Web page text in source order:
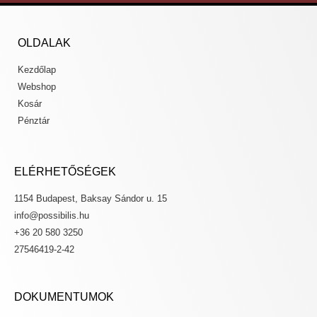
OLDALAK
Kezdőlap
Webshop
Kosár
Pénztár
ELÉRHETŐSÉGEK
1154 Budapest, Baksay Sándor u. 15
info@possibilis.hu
+36 20 580 3250
27546419-2-42
DOKUMENTUMOK